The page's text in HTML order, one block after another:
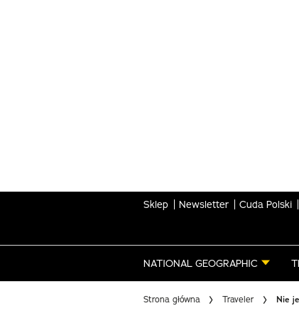
Sklep Newsletter Cuda Polski
NATIONAL GEOGRAPHIC
Strona główna Traveler Nie